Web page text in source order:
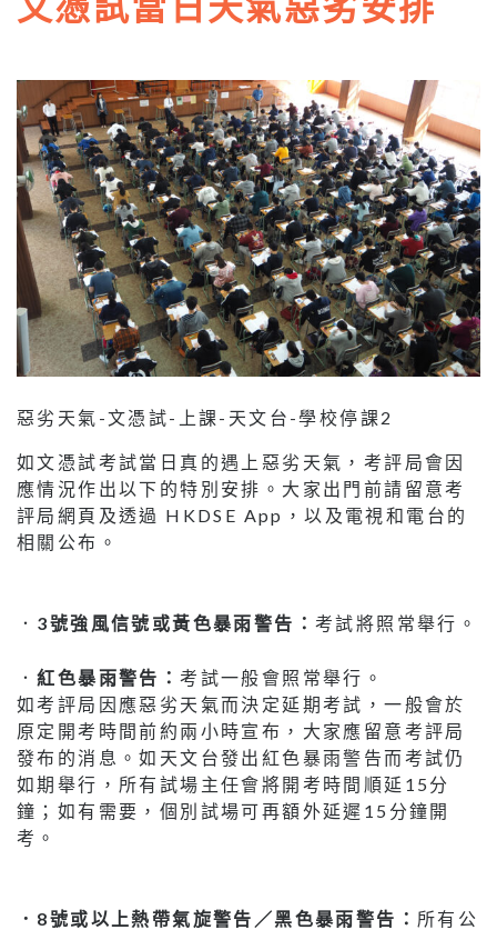
惡劣天氣-文憑試-上課-天文台-學校停課2
如文憑試考試當日真的遇上惡劣天氣，考評局會因
應情況作出以下的特別安排。大家出門前請留意考
評局網頁及透過 HKDSE App，以及電視和電台的
相關公布。
． 3號強風信號或黃色暴雨警告：考試將照常舉行。
．紅色暴雨警告：考試一般會照常舉行。
如考評局因應惡劣天氣而決定延期考試，一般會於
原定開考時間前約兩小時宣布，大家應留意考評局
發布的消息。如天文台發出紅色暴雨警告而考試仍
如期舉行，所有試場主任會將開考時間順延15分
鐘；如有需要，個別試場可再額外延遲15分鐘開
考。
．8號或以上熱帶氣旋警告／黑色暴雨警告： 所有公